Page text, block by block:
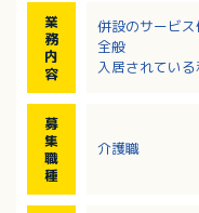
業
務
内
容
併設のサービ
全般
入居されてい
助）
募
集
職
種
介護職